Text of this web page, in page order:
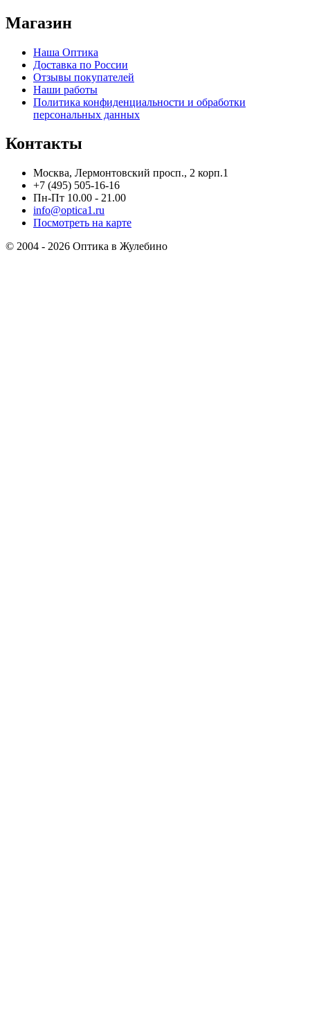
Магазин
Наша Оптика
Доставка по России
Отзывы покупателей
Наши работы
Политика конфиденциальности и обработки
персональных данных
Контакты
Москва, Лермонтовский просп., 2 корп.1
+7 (495) 505-16-16
Пн-Пт 10.00 - 21.00
info@optica1.ru
Посмотреть на карте
© 2004 - 2026 Оптика в Жулебино